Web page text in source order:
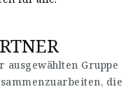
Gruppe
die